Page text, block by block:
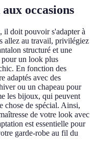
occasions
doit pouvoir s'adapter à
allez au travail, privilégiez
structuré et une
pour un look plus
En fonction des
adaptés avec des
ou un chapeau pour
les bijoux, qui peuvent
chose de spécial. Ainsi,
de votre look avec
est essentielle pour
garde-robe au fil du